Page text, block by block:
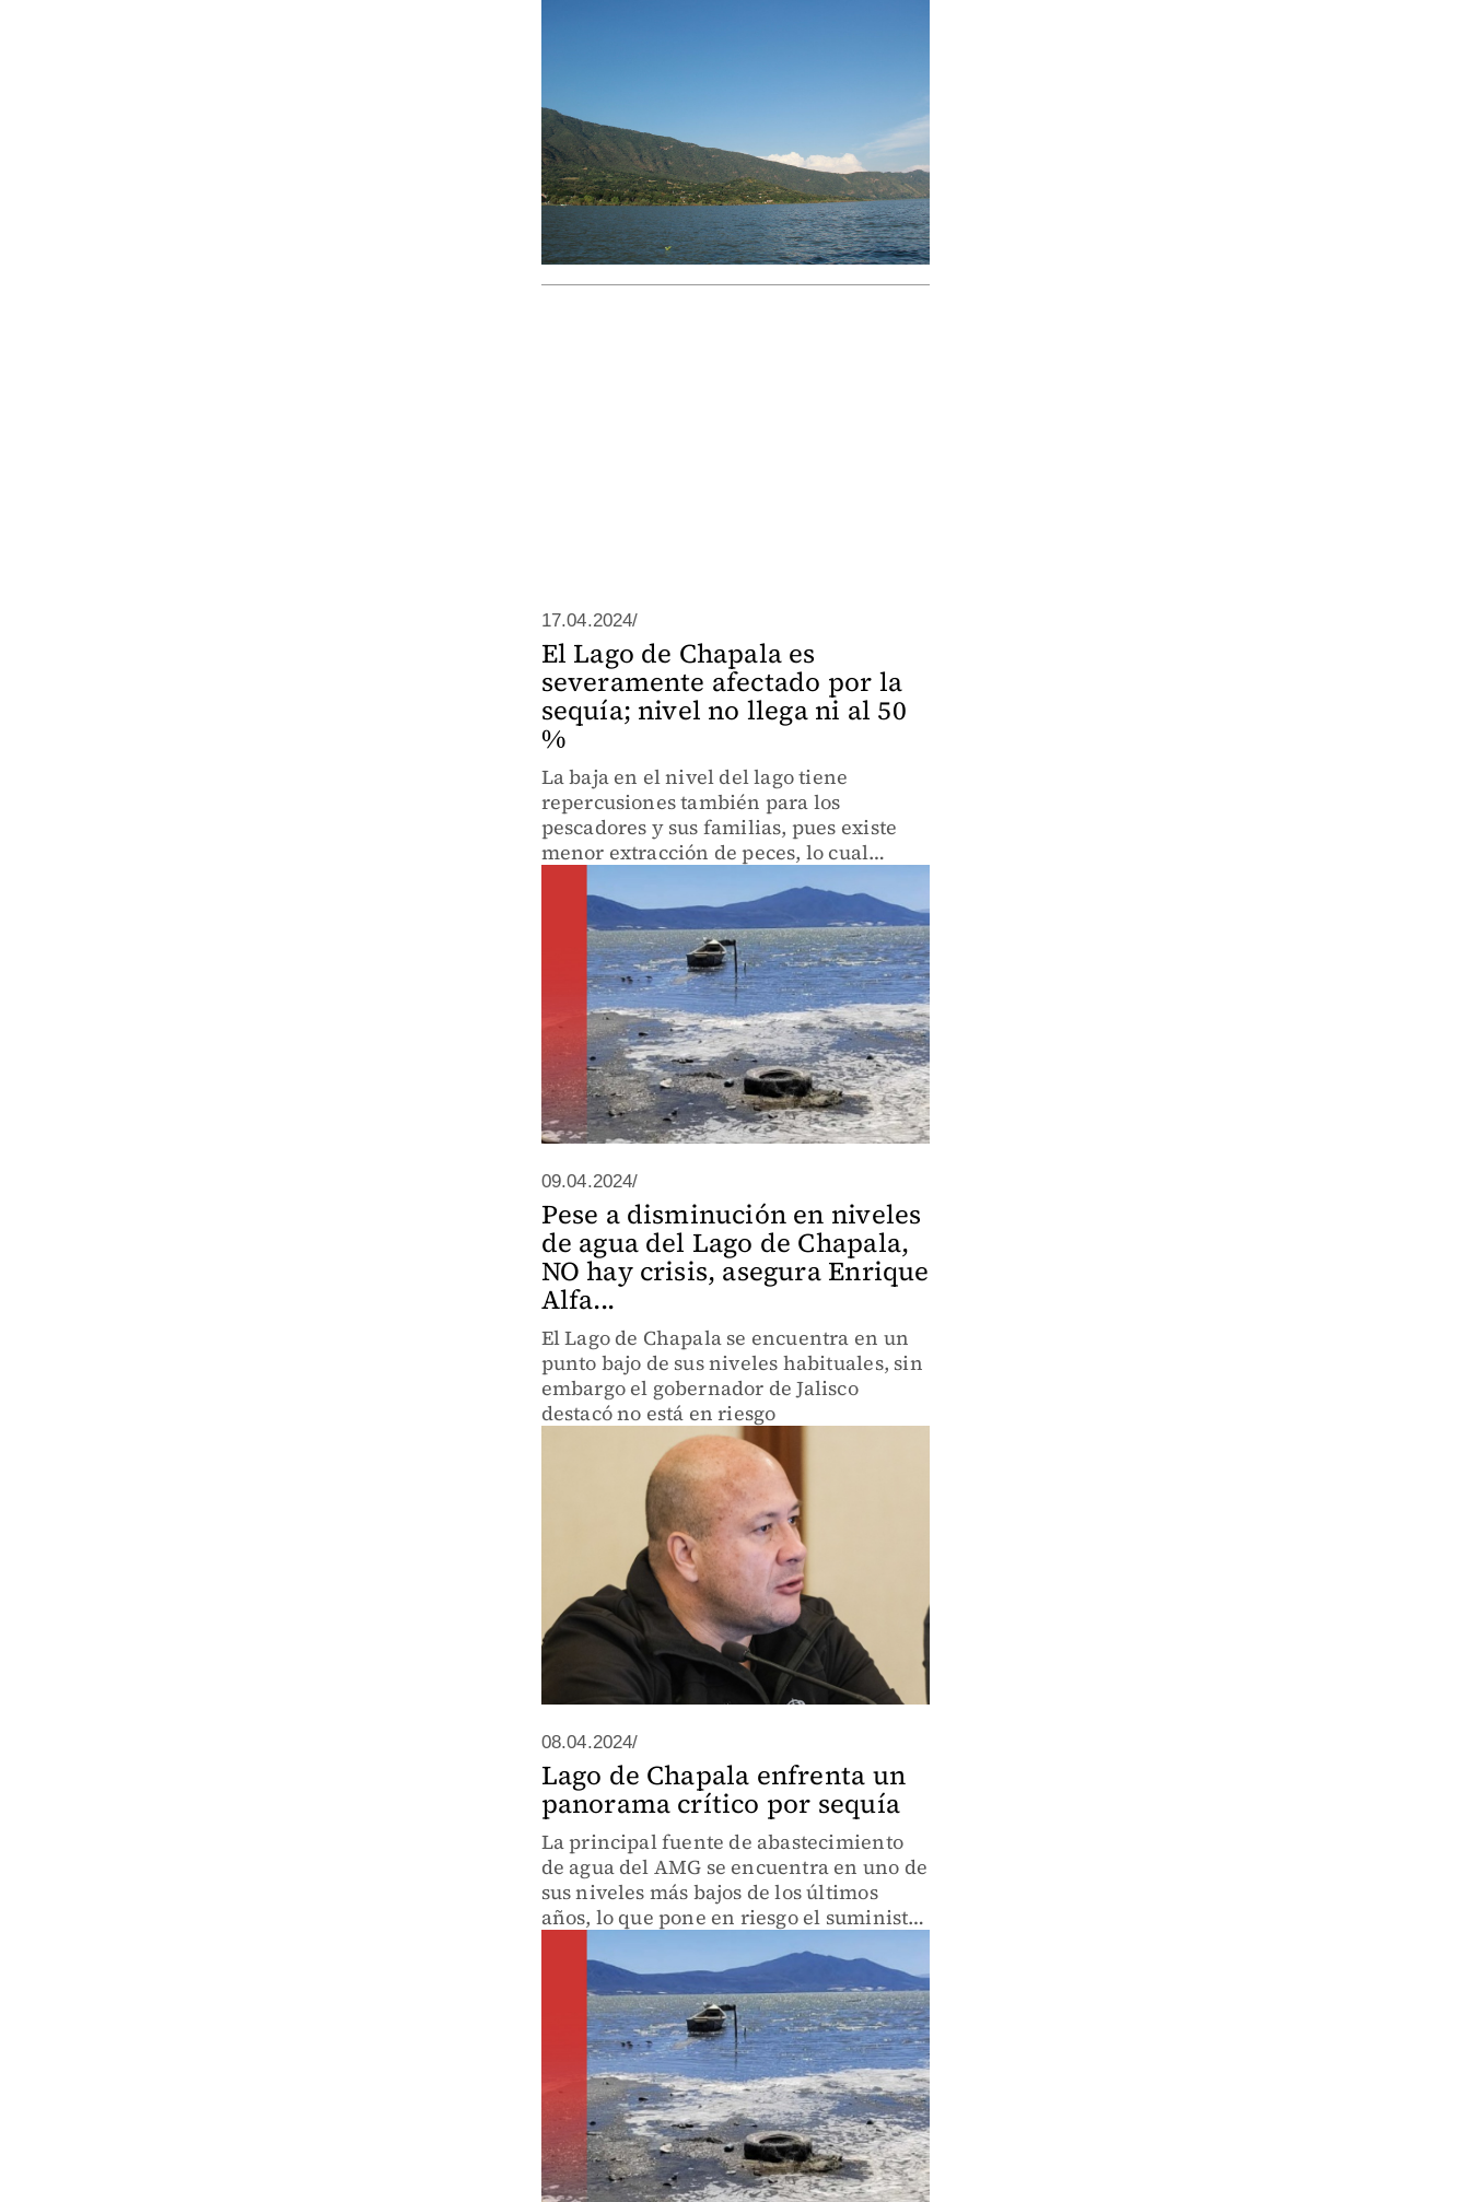
17.04.2024/
El Lago de Chapala es
severamente afectado por la
sequía; nivel no llega ni al 50
%
La baja en el nivel del lago tiene
repercusiones también para los
pescadores y sus familias, pues existe
menor extracción de peces, lo cual
09.04.2024/
Pese a disminución en niveles
de agua del Lago de Chapala,
NO hay crisis, asegura Enrique
Alfa...
El Lago de Chapala se encuentra en un
punto bajo de sus niveles habituales, sin
embargo el gobernador de Jalisco
destacó no está en riesgo
08.04.2024/
Lago de Chapala enfrenta un
panorama crítico por sequía
La principal fuente de abastecimiento
de agua del AMG se encuentra en uno de
sus niveles más bajos de los últimos
años, lo que pone en riesgo el suministro